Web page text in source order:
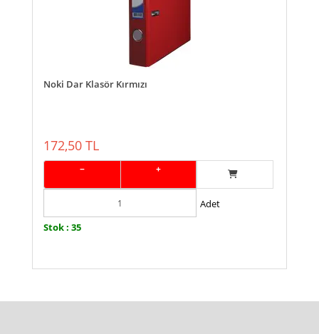
Noki Dar Klasör Kırmızı
172,50 TL
− +
Adet
Stok : 35